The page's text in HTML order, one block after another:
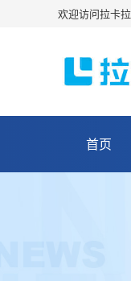
欢迎访问拉卡
首页